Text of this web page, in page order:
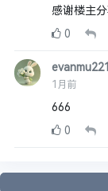
感谢楼主分
0
evanmu221
1月前
666
0